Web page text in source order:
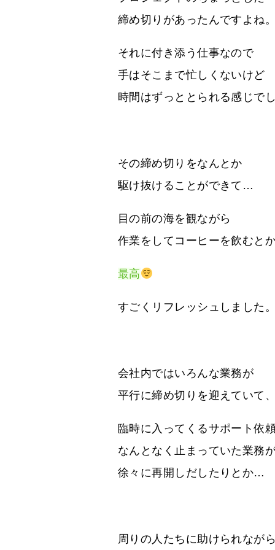
締め切りがあったんですよね。
それに付き添う仕事なので
手はそこまで忙しくないけど
時間はずっととられる感じでし
その締め切りをなんとか
駆け抜けることができて…
目の前の海を観ながら
作業をしてコーヒーを飲むと
最高
すごくリフレッシュしました。
会社内ではいろんな業務が
平行に締め切りを迎えていて、
臨時に入ってくるサポート依
なんとなく止まっていた業務
徐々に再開しだしたりとか…
周りの人たちに助けられながら